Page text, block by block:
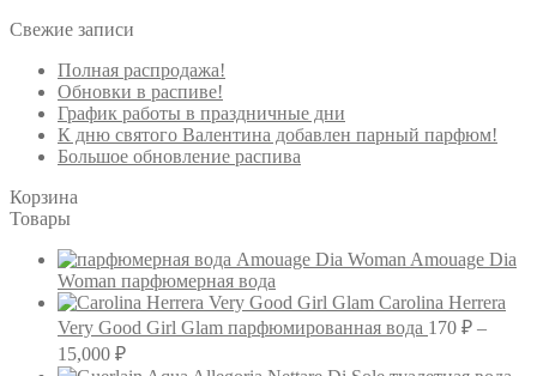
Свежие записи
Полная распродажа!
Обновки в распиве!
График работы в праздничные дни
К дню святого Валентина добавлен парный парфюм!
Большое обновление распива
Корзина
Товары
Amouage Dia
Woman парфюмерная вода
Carolina Herrera
Very Good Girl Glam парфюмированная вода 170 ₽ –
15,000 ₽Диапазон
цен: